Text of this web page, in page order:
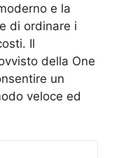
e la
di ordinare i
Il
della One
un
veloce ed